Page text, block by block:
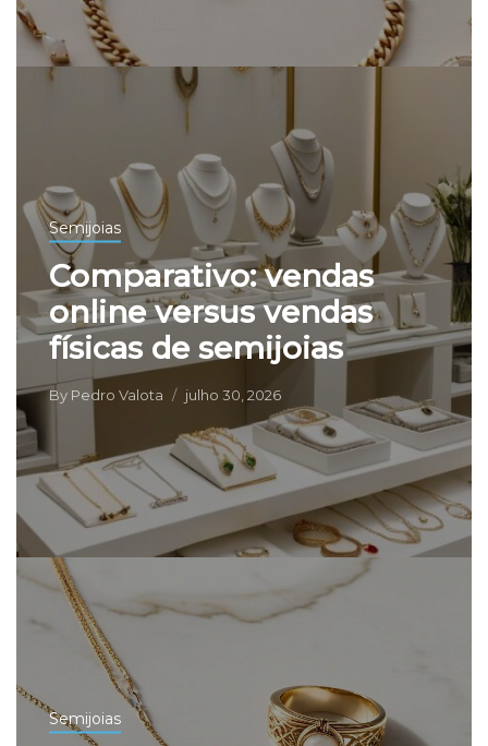
Semijoias
Comparativo: vendas
online versus vendas
físicas de semijoias
By Pedro Valota julho 30, 2026
Semijoias